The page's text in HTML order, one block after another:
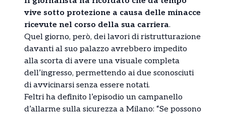
vive sotto protezione a causa delle minacce
ricevute nel corso della sua carriera.
Quel giorno, però, dei lavori di ristrutturazione
davanti al suo palazzo avrebbero impedito
alla scorta di avere una visuale completa
dell’ingresso, permettendo ai due sconosciuti
di avvicinarsi senza essere notati.
Feltri ha definito l’episodio un campanello
d’allarme sulla sicurezza a Milano: “Se possono